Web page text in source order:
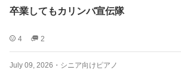
卒業してもカリンバ宣伝隊
4 2
July 09, 2026 ・ シニア向けピアノ